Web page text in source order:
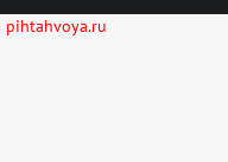
pihtahvoya.ru